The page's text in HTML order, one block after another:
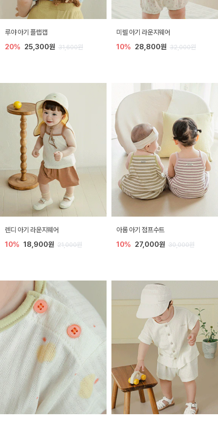
루야 아기 플랩캡
20% 25,300원 31,600원
미렐 아기 라운지웨어
10% 28,800원 32,000원
렌디 아기 라운지웨어
10% 18,900원 21,000원
아롬 아기 점프수트
10% 27,000원 30,000원